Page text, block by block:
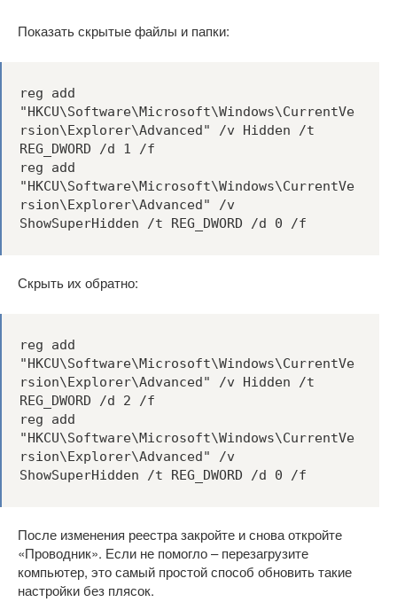
Показать скрытые файлы и папки:
reg add
"HKCU\Software\Microsoft\Windows\CurrentVe
rsion\Explorer\Advanced" /v Hidden /t
REG_DWORD /d 1 /f
reg add
"HKCU\Software\Microsoft\Windows\CurrentVe
rsion\Explorer\Advanced" /v
ShowSuperHidden /t REG_DWORD /d 0 /f
Скрыть их обратно:
reg add
"HKCU\Software\Microsoft\Windows\CurrentVe
rsion\Explorer\Advanced" /v Hidden /t
REG_DWORD /d 2 /f
reg add
"HKCU\Software\Microsoft\Windows\CurrentVe
rsion\Explorer\Advanced" /v
ShowSuperHidden /t REG_DWORD /d 0 /f
После изменения реестра закройте и снова откройте
«Проводник». Если не помогло – перезагрузите
компьютер, это самый простой способ обновить такие
настройки без плясок.